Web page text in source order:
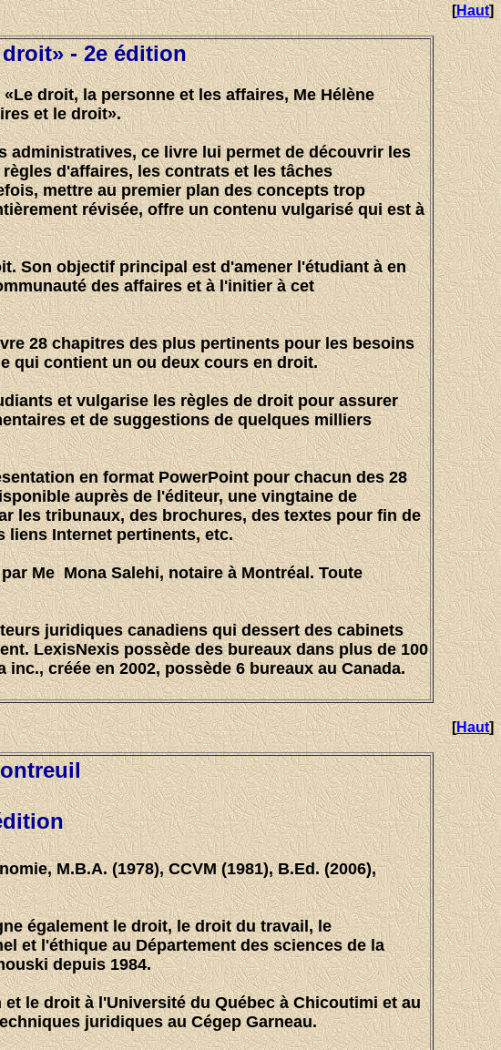
[Haut]
- 2e édition
droit, la personne et les affaires, Me Hélène
et le droit».
ce livre lui permet de découvrir les
d'affaires, les contrats et les tâches
mettre au premier plan des concepts trop
révisée, offre un contenu vulgarisé qui est à
Son objectif principal est d'amener l'étudiant à en
des affaires et à l'initier à cet
28 chapitres des plus pertinents pour les besoins
qui contient un ou deux cours en droit.
et vulgarise les règles de droit pour assurer
et de suggestions de quelques milliers
en format PowerPoint pour chacun des 28
auprès de l'éditeur, une vingtaine de
les tribunaux, des brochures, des textes pour fin de
liens Internet pertinents, etc.
Me Mona Salehi, notaire à Montréal. Toute
juridiques canadiens qui dessert des cabinets
LexisNexis possède des bureaux dans plus de 100
créée en 2002, possède 6 bureaux au Canada.
[Haut]
M.B.A. (1978), CCVM (1981), B.Ed. (2006),
également le droit, le droit du travail, le
et l'éthique au Département des sciences de la
depuis 1984.
le droit à l'Université du Québec à Chicoutimi et au
juridiques au Cégep Garneau.